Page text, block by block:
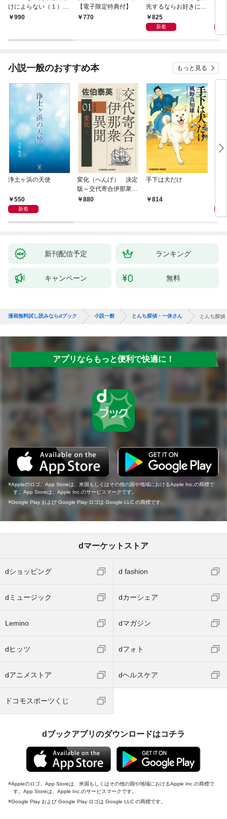
けによらない（１）
【電子限定特典付】
990
【電子限定特典付】
770
先するならお好きにど
うぞ（※ただし、私も
王子様を優先します
825
新着
で
で
小説一般のおすすめ本 もっと見る
浄土ヶ浜の天使
550
新着
変化（へんげ） 決定
版～交代寄合伊那衆異
聞（1）～
880
手下は犬だけ
814
新刊配信予定 ランキング
キャンペーン 無料
漫画無料試し読みならdブック 小説一般 とんち探偵・一休さん とんち探
アプリならもっと便利で快適に！
Appleのロゴ、App Storeは、米国もしくはその他の国や地域におけるApple Inc.の商標で
す。App Storeは、Apple Inc.のサービスマークです。
Google Play および Google Play ロゴは Google LLC の商標です。
dマーケットストア
dショッピング d fashion
dミュージック dカーシェア
Lemino dマガジン
dヒッツ dフォト
dアニメストア dヘルスケア
ドコモスポーツくじ
dブックアプリのダウンロードはコチラ
Appleのロゴ、App Storeは、米国もしくはその他の国や地域におけるApple Inc.の商標で
す。App Storeは、Apple Inc.のサービスマークです。
Google Play および Google Play ロゴは Google LLC の商標です。